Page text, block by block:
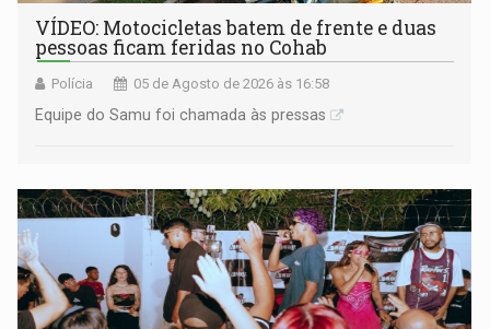
VÍDEO: Motocicletas batem de frente e duas
pessoas ficam feridas no Cohab
Polícia 05 de Agosto de 2026 às 16:58
Equipe do Samu foi chamada às pressas